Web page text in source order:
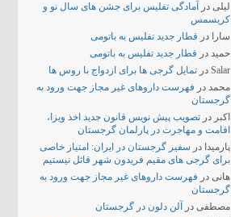
لیلی در
آمادگی تفلیس برای جشن های سال نو و
کریسمس
سارا
در قطار جدید تفلیس به باتومی
حمید در قطار جدید تفلیس به باتومی
Salar در تمایل گرجی ها برای ازدواج با روس ها
محمد در فهرست داروهای غیر مجاز جهت ورود به
گرجستان
اکبر در تصویب پیش نویس قانون جدید اخذ ویزا،
اقامت و مهاجرت در پارلمان گرجستان
پارمیدا در سفیر گرجستان در ایران: امتیاز خاصی
برای گرجی های مقیم فریدون شهر قائل نیستیم
هانی در فهرست داروهای غیر مجاز جهت ورود به
گرجستان
مصطفی در
آلن دلون در گرجستان